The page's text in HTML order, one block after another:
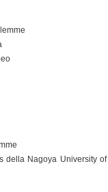
della Nagoya University of